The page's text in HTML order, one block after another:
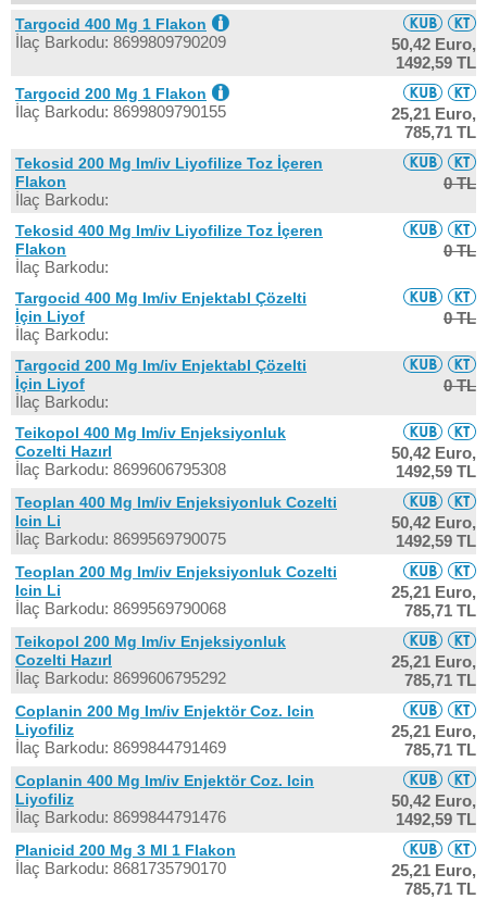
Targocid 400 Mg 1 Flakon
İlaç Barkodu: 8699809790209
50,42 Euro,
1492,59 TL
Targocid 200 Mg 1 Flakon
İlaç Barkodu: 8699809790155
25,21 Euro,
785,71 TL
Tekosid 200 Mg Im/iv Liyofilize Toz İçeren
Flakon
İlaç Barkodu:
0 TL
Tekosid 400 Mg Im/iv Liyofilize Toz İçeren
Flakon
İlaç Barkodu:
0 TL
Targocid 400 Mg Im/iv Enjektabl Çözelti
İçin Liyof
İlaç Barkodu:
0 TL
Targocid 200 Mg Im/iv Enjektabl Çözelti
İçin Liyof
İlaç Barkodu:
0 TL
Teikopol 400 Mg Im/iv Enjeksiyonluk
Cozelti Hazırl
İlaç Barkodu: 8699606795308
50,42 Euro,
1492,59 TL
Teoplan 400 Mg Im/iv Enjeksiyonluk Cozelti
Icin Li
İlaç Barkodu: 8699569790075
50,42 Euro,
1492,59 TL
Teoplan 200 Mg Im/iv Enjeksiyonluk Cozelti
Icin Li
İlaç Barkodu: 8699569790068
25,21 Euro,
785,71 TL
Teikopol 200 Mg Im/iv Enjeksiyonluk
Cozelti Hazırl
İlaç Barkodu: 8699606795292
25,21 Euro,
785,71 TL
Coplanin 200 Mg Im/iv Enjektör Coz. Icin
Liyofiliz
İlaç Barkodu: 8699844791469
25,21 Euro,
785,71 TL
Coplanin 400 Mg Im/iv Enjektör Coz. Icin
Liyofiliz
İlaç Barkodu: 8699844791476
50,42 Euro,
1492,59 TL
Planicid 200 Mg 3 Ml 1 Flakon
İlaç Barkodu: 8681735790170
25,21 Euro,
785,71 TL